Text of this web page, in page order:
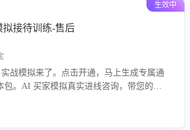
生效中
拟接待训练-售后
战模拟来了。点击开通，马上生成专属通
包。AI 买家模拟真实进线咨询，带您的客
能力。